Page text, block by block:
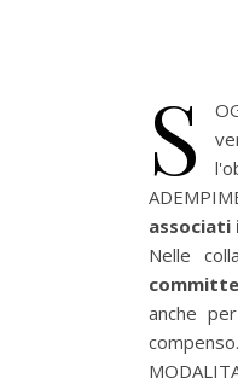
S
associati
Nelle
anche
compenso.